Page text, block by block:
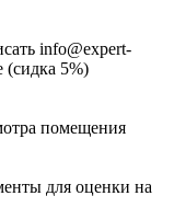
info@expert-
(сидка 5%)
помещения
для оценки на